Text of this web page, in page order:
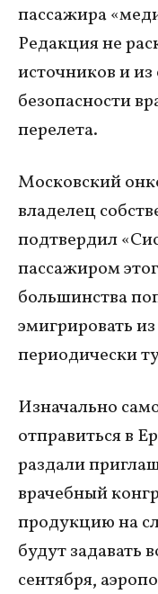
пассажира
Редакция не
источников и
безопасности
перелета.
Московский
владелец
подтвердил
пассажиром
большинства
эмигрировать
периодически
Изначально
отправиться в
раздали
врачебный
продукцию на
будут задавать
сентября,